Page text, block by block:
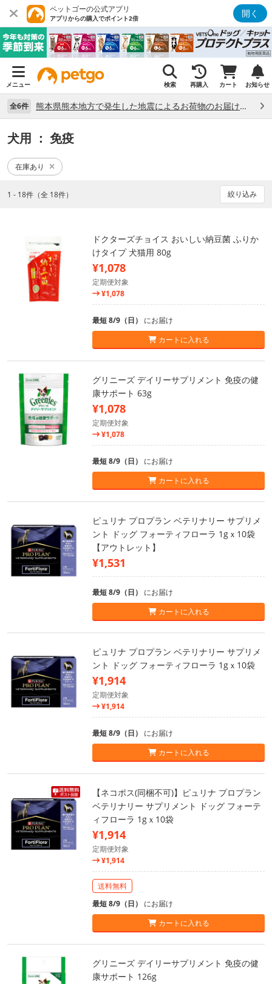
ペットゴーの公式アプリ
アプリからの購入でポイント2倍 開く
メニュー 検索 再購入 カート お知らせ
全6件 熊本県熊本地方で発生した地震によるお荷物のお届け状況について （7/28）
犬用 ： 免疫
在庫あり
1 - 18件（全 18件） 絞り込み
ドクターズチョイス おいしい納豆菌 ふりか
けタイプ 犬猫用 80g
¥1,078
定期便対象
¥1,078
最短 8/9（日） にお届け
カートに入れる
グリニーズ デイリーサプリメント 免疫の健
康サポート 63g
¥1,078
定期便対象
¥1,078
最短 8/9（日） にお届け
カートに入れる
ピュリナ プロプラン ベテリナリー サプリメ
ント ドッグ フォーティフローラ 1gｘ10袋
【アウトレット】
¥1,531
最短 8/9（日） にお届け
カートに入れる
ピュリナ プロプラン ベテリナリー サプリメ
ント ドッグ フォーティフローラ 1gｘ10袋
¥1,914
定期便対象
¥1,914
最短 8/9（日） にお届け
カートに入れる
【ネコポス(同梱不可)】ピュリナ プロプラン
ベテリナリー サプリメント ドッグ フォーテ
ィフローラ 1gｘ10袋
¥1,914
定期便対象
¥1,914
送料無料
最短 8/9（日） にお届け
カートに入れる
グリニーズ デイリーサプリメント 免疫の健
康サポート 126g